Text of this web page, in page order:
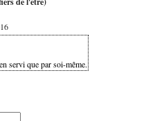
servi que par soi-même.